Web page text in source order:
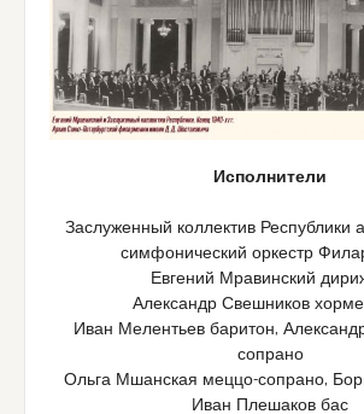
Исполнители
Заслуженный коллектив Республики
симфонический оркестр
Евгений Мравинский
Александр Свешников
Иван Мелентьев баритон,
сопрано
Ольга Мшанская меццо-сопрано,
Иван Плешаков бас